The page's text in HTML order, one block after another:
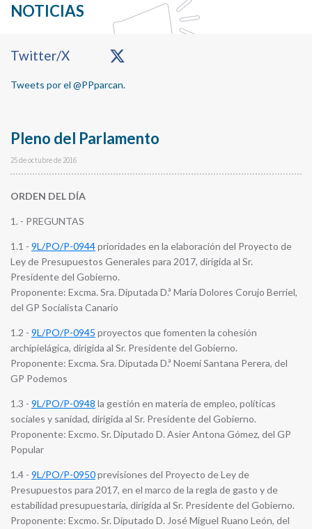
NOTICIAS
Pleno del Parlamento
25 de octubre de 2016
ORDEN DEL DÍA
1. - PREGUNTAS
1.1 - 9L/PO/P-0944prioridades en la elaboración del Proyecto de
Ley de Presupuestos Generales para 2017, dirigida al Sr.
Presidente del Gobierno.
Proponente: Excma. Sra. Diputada D.ª María Dolores Corujo Berriel,
del GP Socialista Canario
1.2 - 9L/PO/P-0945 proyectos que fomenten la cohesión
archipielágica, dirigida al Sr. Presidente del Gobierno.
Proponente: Excma. Sra. Diputada D.ª Noemí Santana Perera, del
GP Podemos
1.3 - 9L/PO/P-0948 la gestión en materia de empleo, políticas
sociales y sanidad, dirigida al Sr. Presidente del Gobierno.
Proponente: Excmo. Sr. Diputado D. Asier Antona Gómez, del GP
Popular
1.4 - 9L/PO/P-0950previsiones del Proyecto de Ley de
Presupuestos para 2017, en el marco de la regla de gasto y de
estabilidad presupuestaria, dirigida al Sr. Presidente del Gobierno.
Proponente: Excmo. Sr. Diputado D. José Miguel Ruano León, del
Primary
Twitter/X
Tweets por el @PPparcan.